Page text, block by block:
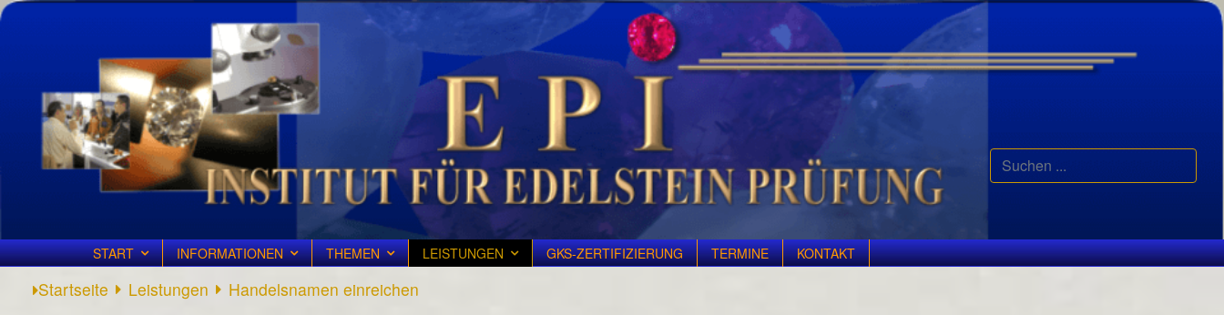
Suchen
...
START INFORMATIONEN THEMEN LEISTUNGEN GKS-ZERTIFIZIERUNG TERMINE KONTAKT
Startseite Leistungen Handelsnamen einreichen